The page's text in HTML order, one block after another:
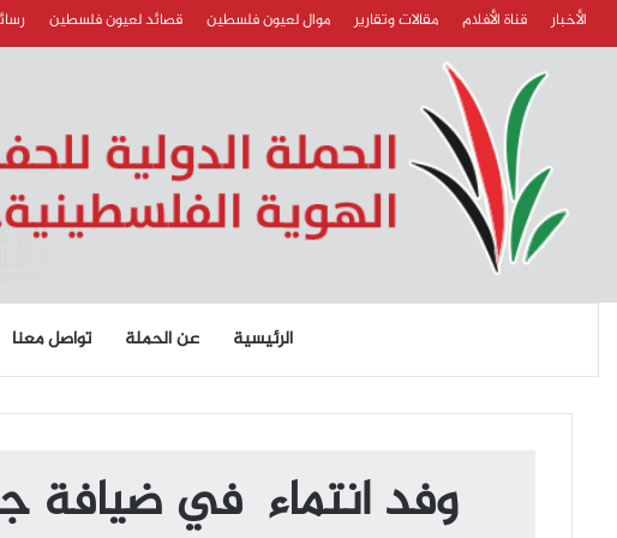
الأخبار قناة الأفلام مقالات وتقارير موال لعيون فلسطين قصائد لعيون فلسطين
الرئيسية عن الحملة تواصل معنا
وفد انتماء في ضيافة